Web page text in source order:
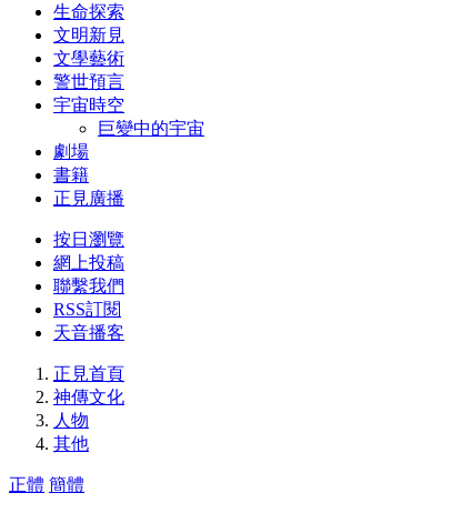
生命探索
文明新見
文學藝術
警世預言
宇宙時空
巨變中的宇宙
劇場
書籍
正見廣播
按日瀏覽
網上投稿
聯繫我們
RSS訂閱
天音播客
正見首頁
神傳文化
人物
其他
正體 簡體